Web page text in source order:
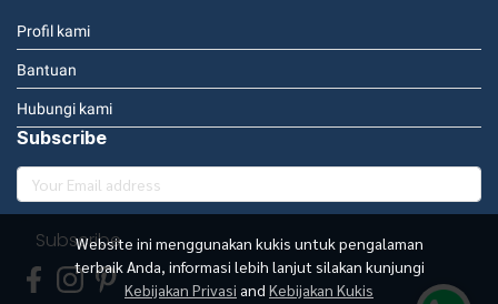
Website ini menggunakan kukis untuk pengalaman
terbaik Anda, informasi lebih lanjut silakan kunjungi
Kebijakan Privasi and Kebijakan Kukis
Profil kami
Bantuan
Hubungi kami
Subscribe
Subscribe